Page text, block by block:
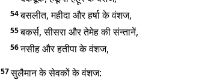
54बसलीत, महीदा और हर्षा के वंशज,
55बकर्स, सीसरा और तेमेह की संन्तानें,
56नसीह और हतीपा के वंशज,
57सुलैमान के सेवकों के वंशज: